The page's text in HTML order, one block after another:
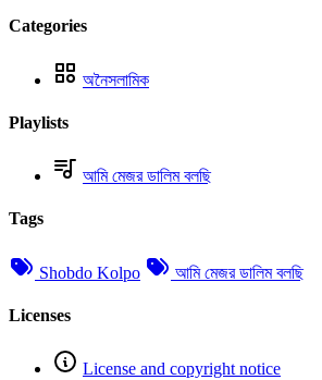
Categories
অনৈসলামিক
Playlists
আমি মেজর ডালিম বলছি
Tags
Shobdo Kolpo আমি মেজর ডালিম বলছি
Licenses
License and copyright notice